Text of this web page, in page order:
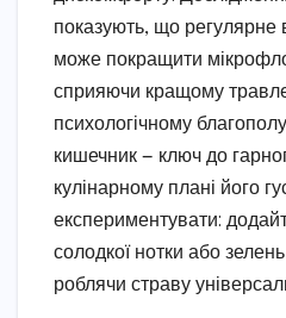
показують, що
може покращити
сприяючи кращому
психологічному
кишечник — ключ до
кулінарному плані його
експериментувати:
солодкої нотки або
роблячи страву